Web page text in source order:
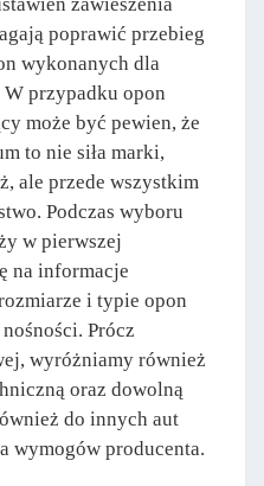
poprawić przebieg
wykonanych dla
przypadku opon
może być pewien, że
to nie siła marki,
ale przede wszystkim
Podczas wyboru
w pierwszej
na informacje
i typie opon
Prócz
wyróżniamy również
oraz dowolną
do innych aut
wymogów producenta.